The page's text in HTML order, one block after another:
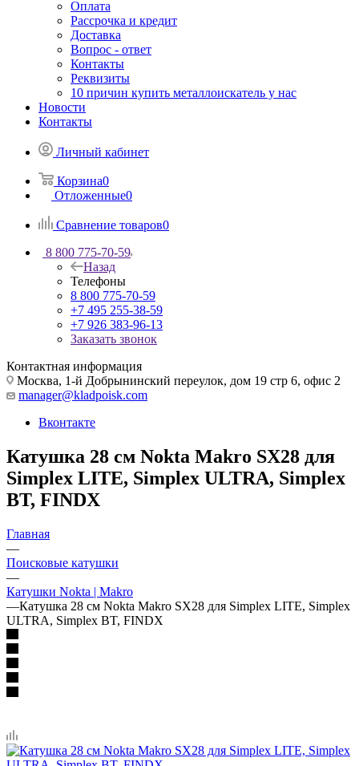
Оплата
Рассрочка и кредит
Доставка
Вопрос - ответ
Контакты
Реквизиты
10 причин купить металлоискатель у нас
Новости
Контакты
Личный кабинет
Корзина0
Отложенные0
Сравнение товаров0
8 800 775-70-59
Назад
Телефоны
8 800 775-70-59
+7 495 255-38-59
+7 926 383-96-13
Заказать звонок
Контактная информация
Москва, 1-й Добрынинский переулок, дом 19 стр 6, офис 2
manager@kladpoisk.com
Вконтакте
Катушка 28 см Nokta Makro SX28 для
Simplex LITE, Simplex ULTRA, Simplex
BT, FINDX
Главная
—
Поисковые катушки
—
Катушки Nokta | Makro
—Катушка 28 см Nokta Makro SX28 для Simplex LITE, Simplex
ULTRA, Simplex BT, FINDX